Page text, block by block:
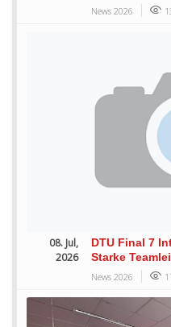
News 2026
08. Jul,
2026
DTU Final 7
Starke
News 2026